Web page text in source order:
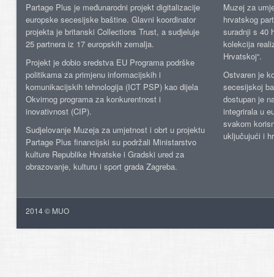
Partage Plus je međunarodni projekt digitalizacije
europske secesijske baštine. Glavni koordinator
projekta je britanski Collections Trust, a sudjeluje
25 partnera iz 17 europskih zemalja.
Projekt je dobio sredstva EU Programa podrške
politikama za primjenu informacijskih i
komunikacijskih tehnologija (ICT PSP) kao dijela
Okvirnog programa za konkurentnost i
inovativnost (CIP).
Sudjelovanje Muzeja za umjetnost i obrt u projektu
Partage Plus financijski su podržali Ministarstvo
kulture Republike Hrvatske i Gradski ured za
obrazovanje, kulturu i sport grada Zagreba.
Muzej za
hrvatskog
suradnji s 40
kolekcija
Hrvatskoj“.
Ostvaren je
secesijskoj
dostupan je
integrirala u
svakom
uključujući i
2014 © MUO